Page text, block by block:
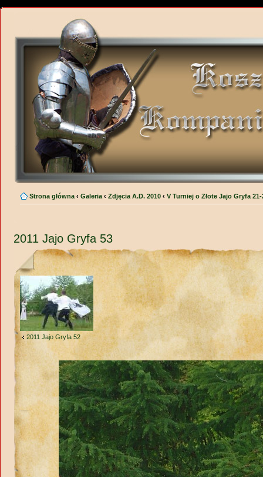
Strona główna ‹ Galeria ‹ Zdjęcia A.D. 2010 ‹ V Turniej o Złote Jajo Gryfa 21-
2011 Jajo Gryfa 53
2011 Jajo Gryfa 52